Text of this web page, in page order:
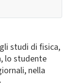
studi di fisica,
lo studente
nella